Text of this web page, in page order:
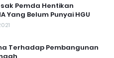
Pemda Hentikan
Yang Belum Punyai HGU
Terhadap Pembangunan